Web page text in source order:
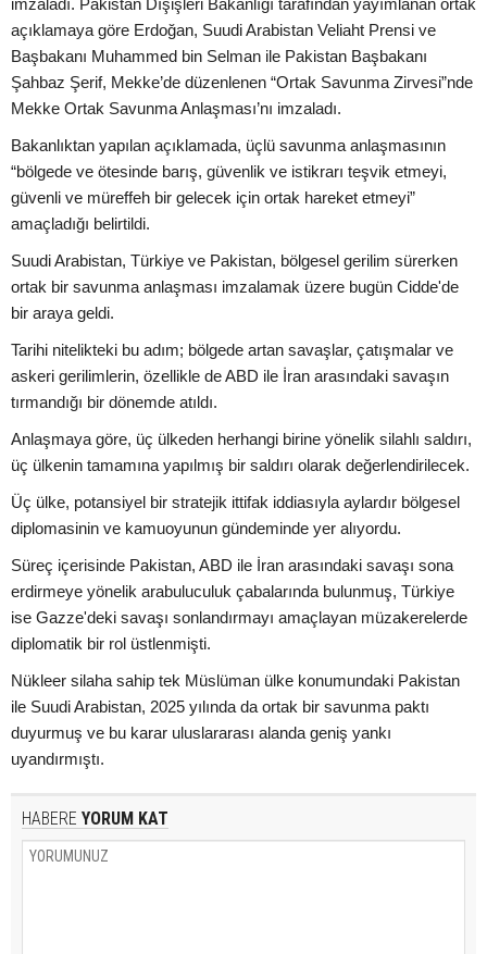
imzaladı. Pakistan Dışişleri Bakanlığı tarafından yayımlanan ortak
açıklamaya göre Erdoğan, Suudi Arabistan Veliaht Prensi ve
Başbakanı Muhammed bin Selman ile Pakistan Başbakanı
Şahbaz Şerif, Mekke’de düzenlenen “Ortak Savunma Zirvesi”nde
Mekke Ortak Savunma Anlaşması’nı imzaladı.
Bakanlıktan yapılan açıklamada, üçlü savunma anlaşmasının
“bölgede ve ötesinde barış, güvenlik ve istikrarı teşvik etmeyi,
güvenli ve müreffeh bir gelecek için ortak hareket etmeyi”
amaçladığı belirtildi.
Suudi Arabistan, Türkiye ve Pakistan, bölgesel gerilim sürerken
ortak bir savunma anlaşması imzalamak üzere bugün Cidde'de
bir araya geldi.
Tarihi nitelikteki bu adım; bölgede artan savaşlar, çatışmalar ve
askeri gerilimlerin, özellikle de ABD ile İran arasındaki savaşın
tırmandığı bir dönemde atıldı.
Anlaşmaya göre, üç ülkeden herhangi birine yönelik silahlı saldırı,
üç ülkenin tamamına yapılmış bir saldırı olarak değerlendirilecek.
Üç ülke, potansiyel bir stratejik ittifak iddiasıyla aylardır bölgesel
diplomasinin ve kamuoyunun gündeminde yer alıyordu.
Süreç içerisinde Pakistan, ABD ile İran arasındaki savaşı sona
erdirmeye yönelik arabuluculuk çabalarında bulunmuş, Türkiye
ise Gazze'deki savaşı sonlandırmayı amaçlayan müzakerelerde
diplomatik bir rol üstlenmişti.
Nükleer silaha sahip tek Müslüman ülke konumundaki Pakistan
ile Suudi Arabistan, 2025 yılında da ortak bir savunma paktı
duyurmuş ve bu karar uluslararası alanda geniş yankı
uyandırmıştı.
HABERE YORUM KAT